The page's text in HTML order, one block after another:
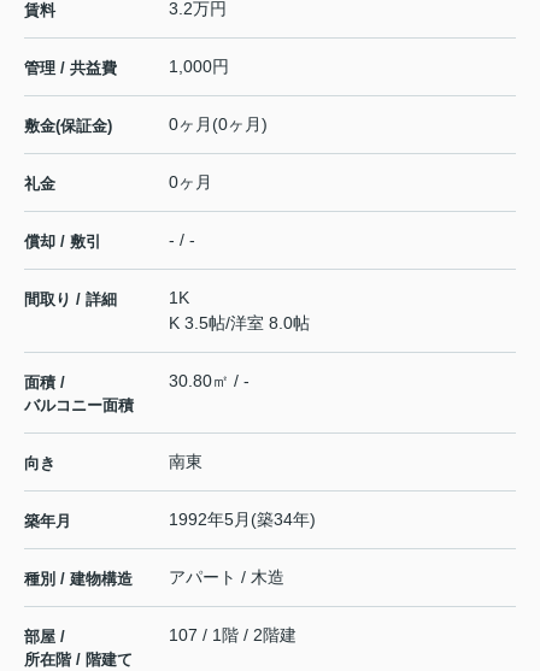
賃料 3.2万円
管理 / 共益費 1,000円
敷金(保証金) 0ヶ月(0ヶ月)
礼金 0ヶ月
償却 / 敷引 - / -
間取り / 詳細
1K
K 3.5帖/洋室 8.0帖
面積 /
バルコニー面積
30.80㎡ / -
向き 南東
築年月 1992年5月(築34年)
種別 / 建物構造 アパート / 木造
部屋 /
所在階 / 階建て
107 / 1階 / 2階建